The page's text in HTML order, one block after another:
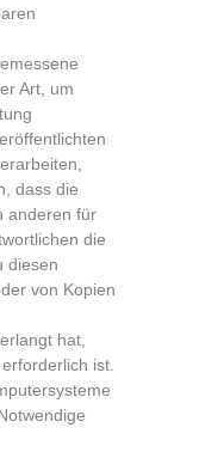
Art, um
dass die
anderen für
die
diesen
von Kopien
hat,
ist.